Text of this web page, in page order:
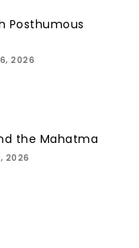
Posthumous
2026
the Mahatma
2026